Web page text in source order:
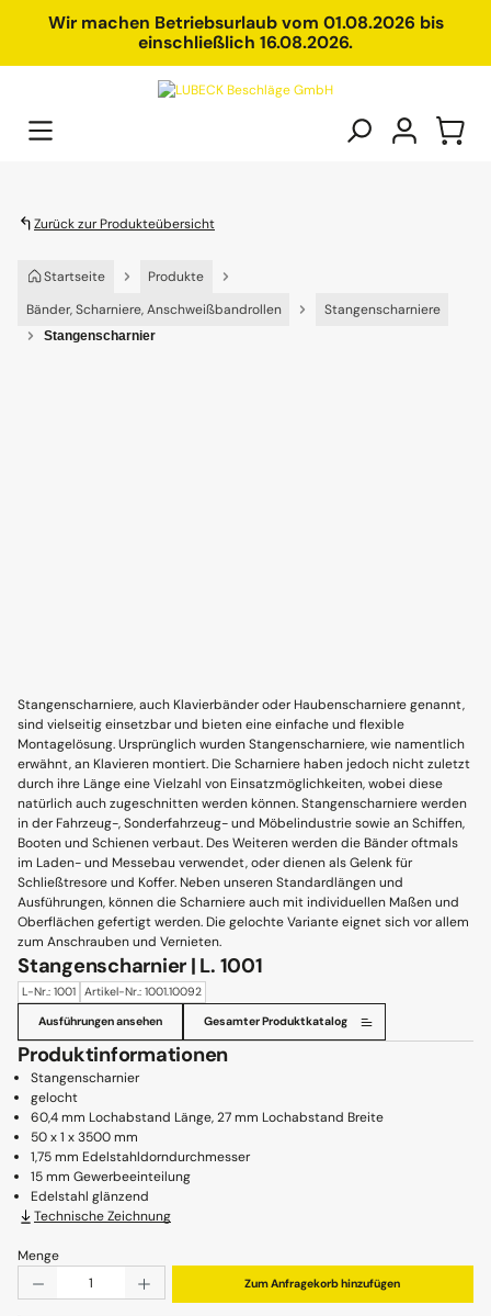
springenWir machen Betriebsurlaub vom 01.08.2026 bis
einschließlich 16.08.2026.
Zurück zur Produkteübersicht
Startseite
Produkte
Bänder, Scharniere, Anschweißbandrollen
Stangenscharniere
Stangenscharnier
Stangenscharniere, auch Klavierbänder oder Haubenscharniere genannt,
sind vielseitig einsetzbar und bieten eine einfache und flexible
Montagelösung. Ursprünglich wurden Stangenscharniere, wie namentlich
erwähnt, an Klavieren montiert. Die Scharniere haben jedoch nicht zuletzt
durch ihre Länge eine Vielzahl von Einsatzmöglichkeiten, wobei diese
natürlich auch zugeschnitten werden können. Stangenscharniere werden
in der Fahrzeug-, Sonderfahrzeug- und Möbelindustrie sowie an Schiffen,
Booten und Schienen verbaut. Des Weiteren werden die Bänder oftmals
im Laden- und Messebau verwendet, oder dienen als Gelenk für
Schließtresore und Koffer. Neben unseren Standardlängen und
Ausführungen, können die Scharniere auch mit individuellen Maßen und
Oberflächen gefertigt werden. Die gelochte Variante eignet sich vor allem
zum Anschrauben und Vernieten.
Stangenscharnier | L. 1001
L-Nr.: 1001 Artikel-Nr.: 1001.10092
Ausführungen ansehen Gesamter Produktkatalog
Produktinformationen
Stangenscharnier
gelocht
60,4 mm Lochabstand Länge, 27 mm Lochabstand Breite
50 x 1 x 3500 mm
1,75 mm Edelstahldorndurchmesser
15 mm Gewerbeeinteilung
Edelstahl glänzend
Technische Zeichnung
Menge
Produkt Anzahl: Gib den gewünschten Wert ein oder
Zum Anfragekorb hinzufügen